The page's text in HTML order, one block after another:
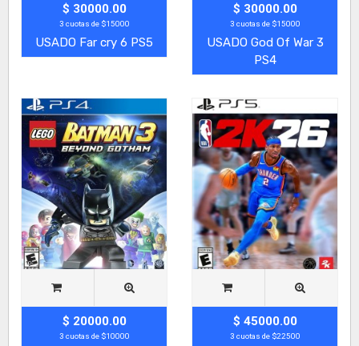
$ 30000.00
3 cuotas de $15000
USADO Far cry 6 PS5
$ 30000.00
3 cuotas de $15000
USADO God Of War 3
PS4
$ 20000.00
3 cuotas de $10000
$ 45000.00
3 cuotas de $22500